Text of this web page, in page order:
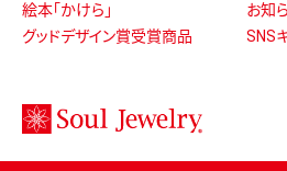
絵本「かけら」
お知
グッドデザイン賞受賞商品
SNS